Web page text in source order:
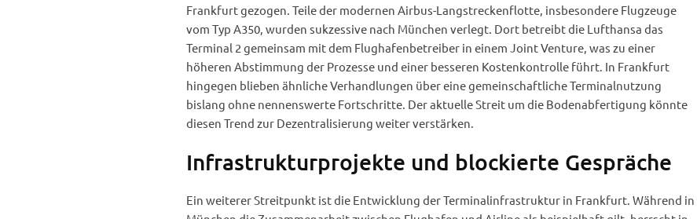
Frankfurt gezogen. Teile der modernen Airbus-Langstreckenflotte, insbesondere Flugzeuge
vom Typ A350, wurden sukzessive nach München verlegt. Dort betreibt die Lufthansa das
Terminal 2 gemeinsam mit dem Flughafenbetreiber in einem Joint Venture, was zu einer
höheren Abstimmung der Prozesse und einer besseren Kostenkontrolle führt. In Frankfurt
hingegen blieben ähnliche Verhandlungen über eine gemeinschaftliche Terminalnutzung
bislang ohne nennenswerte Fortschritte. Der aktuelle Streit um die Bodenabfertigung könnte
diesen Trend zur Dezentralisierung weiter verstärken.
Infrastrukturprojekte und blockierte Gespräche
Ein weiterer Streitpunkt ist die Entwicklung der Terminalinfrastruktur in Frankfurt. Während in